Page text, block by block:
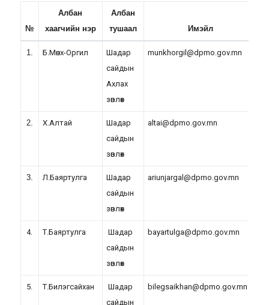
№
Албан
хаагчийн нэр
Албан
тушаал
Имэйл
1. Б.Мөнх-Оргил
Шадар
сайдын
Ахлах
зөвлөх
munkhorgil@dpmo.gov.mn
2. Х.Алтай
Шадар
сайдын
зөвлөх
altai@dpmo.gov.mn
3. Л.Баяртулга
Шадар
сайдын
зөвлөх
ariunjargal@dpmo.gov.mn
4. Т.Баяртулга
Шадар
сайдын
зөвлөх
bayartulga@dpmo.gov.mn
5. Т.Билэгсайхан
Шадар
сайдын
bilegsaikhan@dpmo.gov.mn